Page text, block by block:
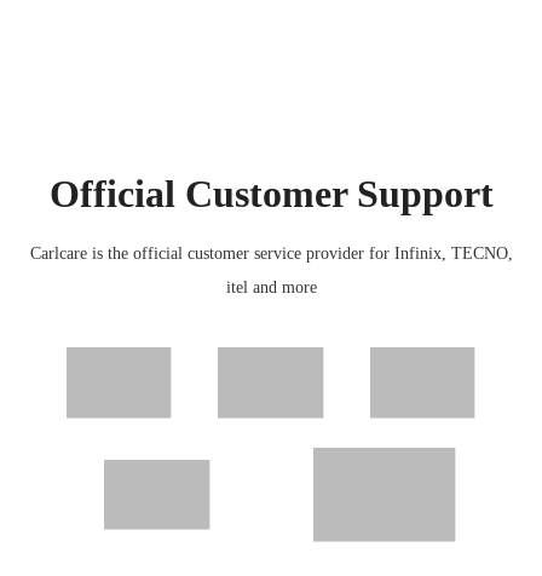
Official Customer Support
Carlcare is the official customer service provider for Infinix, TECNO,
itel and more